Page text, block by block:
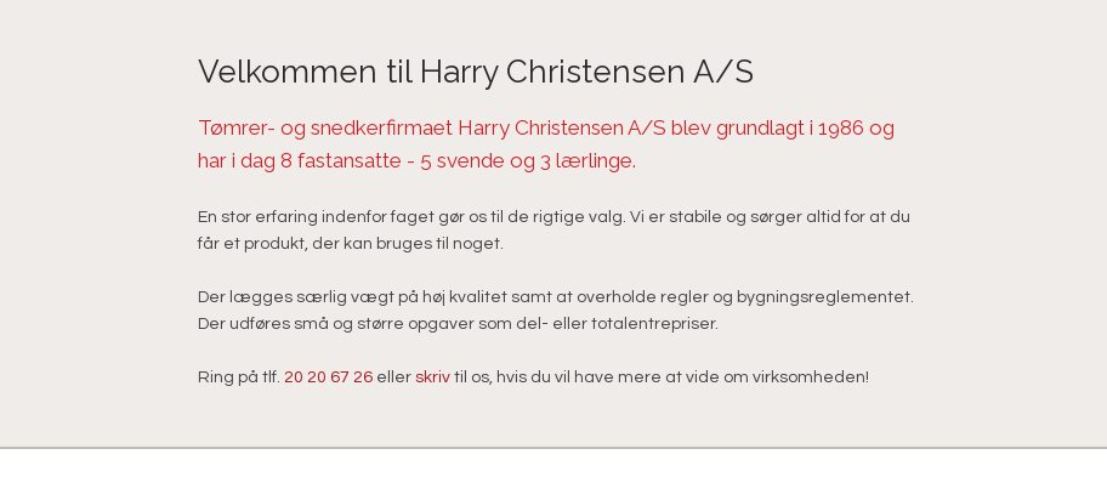
Velkommen til Harry Christensen A/S ​
​Tømrer- og snedkerfirmaet Harry Christensen A/S blev grundlagt i 1986 og
har i dag 8 fastansatte - 5 svende og 3 lærlinge.
En stor erfaring indenfor faget gør os til de rigtige valg. Vi er stabile og sørger altid for at du
får et produkt, der kan bruges til noget.
Der lægges særlig vægt på høj kvalitet samt at overholde regler og bygningsreglementet.
Der udføres små og større opgaver som del- eller totalentrepriser.
Ring på tlf. 20 20 67 26 eller skriv til os, hvis du vil have mere at vide om virksomheden!